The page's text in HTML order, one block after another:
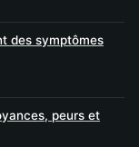
des symptômes
peurs et